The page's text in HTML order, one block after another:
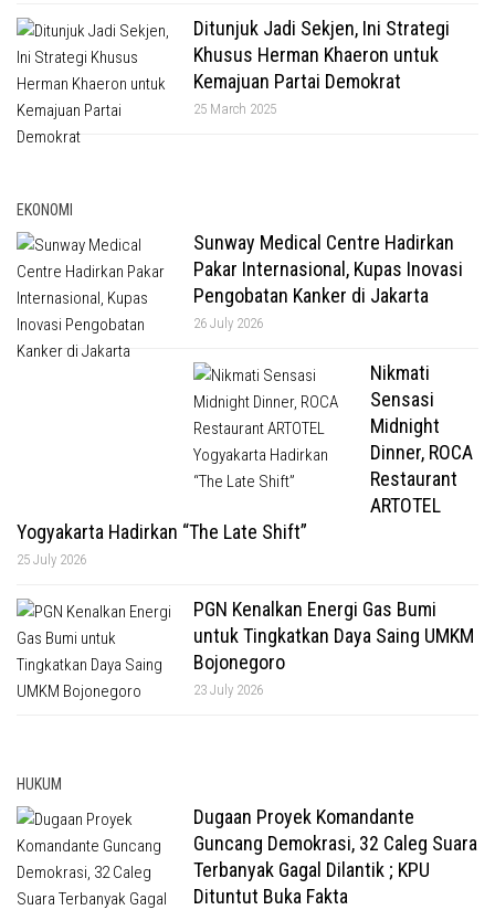
Ditunjuk Jadi Sekjen, Ini Strategi
Khusus Herman Khaeron untuk
Kemajuan Partai Demokrat
25 March 2025
EKONOMI
Sunway Medical Centre Hadirkan
Pakar Internasional, Kupas Inovasi
Pengobatan Kanker di Jakarta
26 July 2026
Nikmati
Sensasi
Midnight
Dinner, ROCA
Restaurant
ARTOTEL
Yogyakarta Hadirkan “The Late Shift”
25 July 2026
PGN Kenalkan Energi Gas Bumi
untuk Tingkatkan Daya Saing UMKM
Bojonegoro
23 July 2026
HUKUM
Dugaan Proyek Komandante
Guncang Demokrasi, 32 Caleg Suara
Terbanyak Gagal Dilantik ; KPU
Dituntut Buka Fakta